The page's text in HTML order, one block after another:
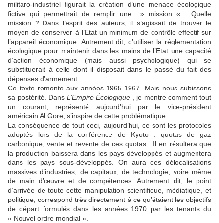
militaro-industriel figurait la création d’une menace écologique
fictive qui permettrait de remplir une » mission « . Quelle
mission ? Dans l’esprit des auteurs, il s’agissait de trouver le
moyen de conserver à l’Etat un minimum de contrôle effectif sur
l’appareil économique. Autrement dit, d’utiliser la réglementation
écologique pour maintenir dans les mains de l’Etat une capacité
d’action économique (mais aussi psychologique) qui se
substituerait à celle dont il disposait dans le passé du fait des
dépenses d’armement.
Ce texte remonte aux années 1965-1967. Mais nous subissons
sa postérité. Dans L’Empire Écologique , je montre comment tout
un courant, représenté aujourd’hui par le vice-président
américain Al Gore, s’inspire de cette problématique.
La conséquence de tout ceci, aujourd’hui, ce sont les protocoles
adoptés lors de la conférence de Kyoto : quotas de gaz
carbonique, vente et revente de ces quotas…Il en résultera que
la production baissera dans les pays développés et augmentera
dans les pays sous-développés. On aura des délocalisations
massives d’industries, de capitaux, de technologie, voire même
de main d’œuvre et de compétences. Autrement dit, le point
d’arrivée de toute cette manipulation scientifique, médiatique, et
politique, correspond très directement à ce qu’étaient les objectifs
de départ formulés dans les années 1970 par les tenants du
« Nouvel ordre mondial ».